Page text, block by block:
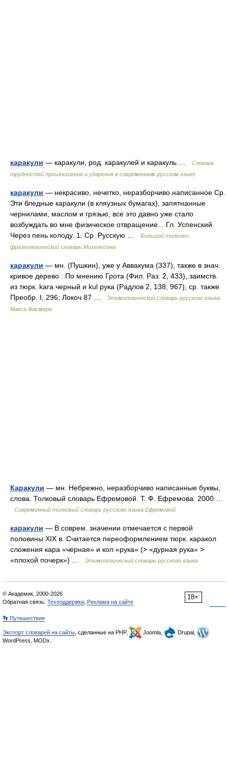
каракули — каракули, род. каракулей и каракуль …
Словарь
трудностей произношения и ударения в современном русском языке
каракули — некрасиво, нечетко, неразборчиво написанное Ср.
Эти бледные каракули (в кляузных бумагах), запятнанные
чернилами, маслом и грязью, все это давно уже стало
возбуждать во мне физическое отвращение... Гл. Успенский.
Через пень колоду. 1. Ср. Русскую …
Большой толково-
фразеологический словарь Михельсона
каракули — мн. (Пушкин), уже у Аввакума (337), также в знач.
кривое дерево . По мнению Грота (Фил. Раз. 2, 433), заимств.
из тюрк. kara черный и kul рука (Радлов 2, 138; 967); ср. также
Преобр. I, 296; Локоч 87 …
Этимологический словарь русского языка
Макса Фасмера
Каракули — мн. Небрежно, неразборчиво написанные буквы,
слова. Толковый словарь Ефремовой. Т. Ф. Ефремова. 2000 …
Современный толковый словарь русского языка Ефремовой
каракули — В соврем. значении отмечается с первой
половины XIX в. Считается переоформлением тюрк. каракол
сложения кара «черная» и кол «рука» (> «дурная рука» >
«плохой почерк») …
Этимологический словарь русского языка
18+
© Академик, 2000-2026
Обратная связь: Техподдержка Реклама на сайте
👣 Путешествия
Экспорт словарей на сайты , сделанные на PHP, Joomla,
Drupal,
WordPress, MODx.